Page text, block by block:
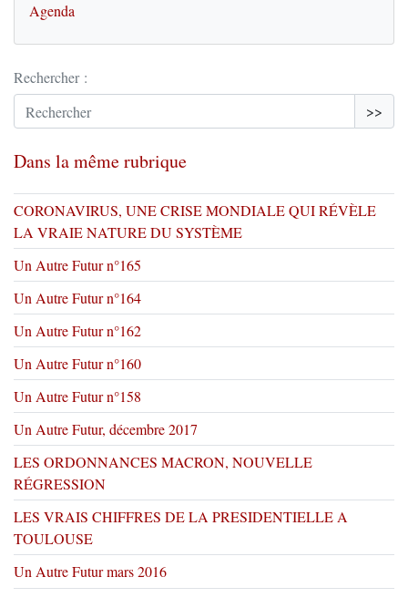
Agenda
Rechercher :
>>
Dans la même rubrique
CORONAVIRUS, UNE CRISE MONDIALE QUI RÉVÈLE
LA VRAIE NATURE DU SYSTÈME
Un Autre Futur n°165
Un Autre Futur n°164
Un Autre Futur n°162
Un Autre Futur n°160
Un Autre Futur n°158
Un Autre Futur, décembre 2017
LES ORDONNANCES MACRON, NOUVELLE
RÉGRESSION
LES VRAIS CHIFFRES DE LA PRESIDENTIELLE A
TOULOUSE
Un Autre Futur mars 2016